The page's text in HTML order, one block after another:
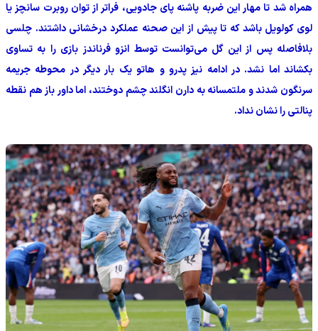
همراه شد تا مهار این ضربه پاشنه پای جادویی، فراتر از توان روبرت سانچز یا
لوی کولویل باشد که تا پیش از این صحنه عملکرد درخشانی داشتند. چلسی
بلافاصله پس از این گل می‌توانست توسط انزو فرناندز بازی را به تساوی
بکشاند اما نشد. در ادامه نیز پدرو و هاتو یک بار دیگر در محوطه جریمه
سرنگون شدند و ملتمسانه به دارن انگلند چشم دوختند، اما داور باز هم نقطه
پنالتی را نشان نداد.